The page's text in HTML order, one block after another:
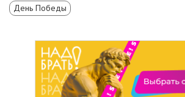
День Победы